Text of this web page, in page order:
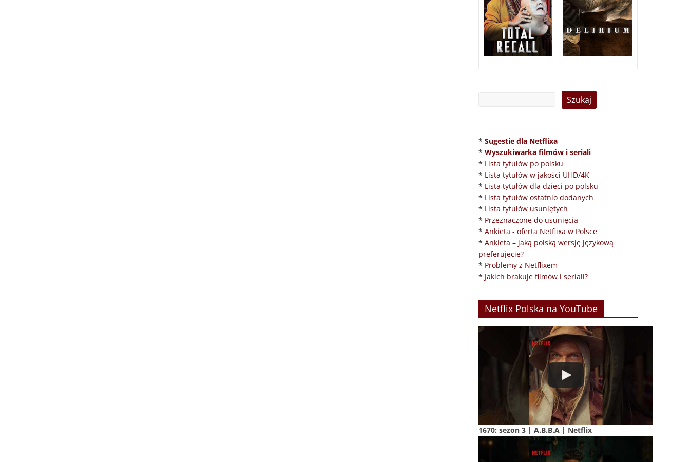
* Sugestie dla Netflixa
* Wyszukiwarka filmów i seriali
* Lista tytułów po polsku
* Lista tytułów w jakości UHD/4K
* Lista tytułów dla dzieci po polsku
* Lista tytułów ostatnio dodanych
* Lista tytułów usuniętych
* Przeznaczone do usunięcia
* Ankieta - oferta Netflixa w Polsce
* Ankieta – jaką polską wersję językową
preferujecie?
* Problemy z Netflixem
* Jakich brakuje filmów i seriali?
Netflix Polska na YouTube
1670: sezon 3 | A.B.B.A | Netflix